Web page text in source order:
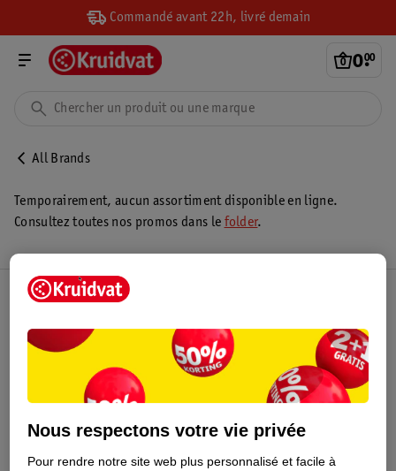
Commandé avant 22h, livré demain
0.
00
All Brands
Temporairement, aucun assortiment disponible en ligne.
Consultez toutes nos promos dans le folder.
Nous respectons votre vie privée
Pour rendre notre site web plus personnalisé et facile à